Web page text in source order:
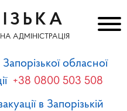
АДМІНІСТРАЦІЯ
обласної
+38 0800 503 508
в Запорізькій